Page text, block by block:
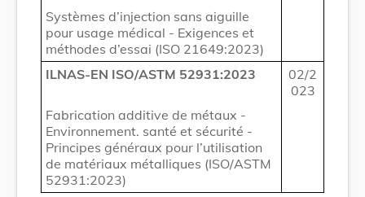
Systèmes d’injection sans aiguille
pour usage médical - Exigences et
méthodes d’essai (ISO 21649:2023)
ILNAS-EN ISO/ASTM 52931:2023
02/2
023
Fabrication additive de métaux -
Environnement. santé et sécurité -
Principes généraux pour l’utilisation
de matériaux métalliques (ISO/ASTM
52931:2023)